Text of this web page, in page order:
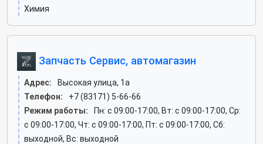
Химия
Запчасть Сервис, автомагазин
Адрес:
Высокая улица, 1а
Телефон:
+7 (83171) 5-66-66
Режим работы:
Пн: c 09:00-17:00, Вт: c 09:00-17:00, Ср:
c 09:00-17:00, Чт: c 09:00-17:00, Пт: c 09:00-17:00, Сб:
выходной, Вс: выходной